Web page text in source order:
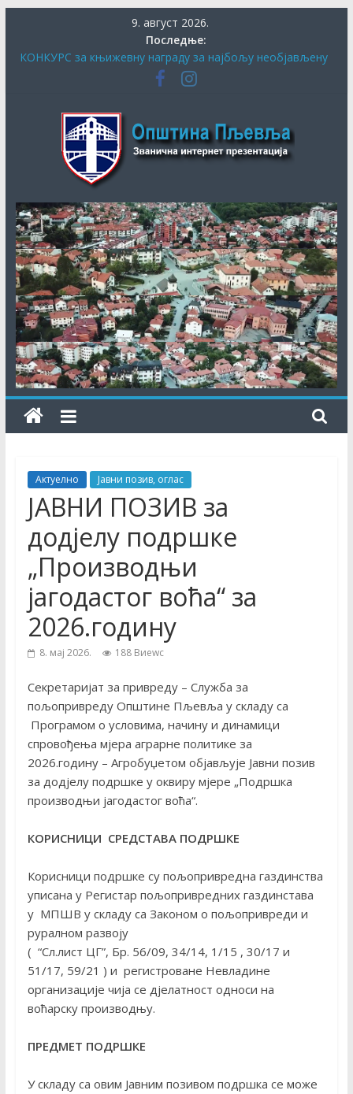
цонтент
9. август 2026.
Последње:
КОНКУРС за књижевну награду за најбољу необјављену
књигу и за најбољу необјављену пјесму о завичају
ПЉЕВАЉСКИ ФЕСТИВАЛ КЊИГЕ
СЕКРЕТАРИЈАТ ЗА КУЛТУРУ, СОЦИЈАЛНА И ДРУГА
ПИТАЊА ОБЕЗБИЈЕДИО ДОДАТНА СРЕДСТВА ЗА
ЈУБИЛАРНУ МАНИФЕСТАЦИЈУ „40. ДАНИ ХУМОРА И
САТИРЕ ВУКО БЕЗАРЕВИЋ“
ДАНАС ПОЧИЊЕ ПРИЈАВА ЗА СУБВЕНЦИЈЕ ЗА НАБАВКУ
ОБАВЈЕШТЕЊЕ О продужењу рока за додјелу подршке
кроз мјеру “Програм прераде пољопривредних производа
“ за 2026.годину
Општина
Пљевља
Актуелно Јавни позив, оглас
ЈАВНИ ПОЗИВ за
додјелу подршке
„Производњи
јагодастог воћа“ за
2026.годину
8. мај 2026. 188 Виеwс
Секретаријат за привреду – Служба за
пољопривреду Општине Пљевља у складу са
Програмом о условима, начину и динамици
спровођења мјера аграрне политике за
2026.годину – Агробуџетом објављује Јавни позив
за додјелу подршке у оквиру мјере „Подршка
производњи јагодастог воћа“.
КОРИСНИЦИ СРЕДСТАВА ПОДРШКЕ
Корисници подршке су пољопривредна газдинства
уписана у Регистар пољопривредних газдинстава
у МПШВ у складу са Законом о пољопривреди и
руралном развоју
( “Сл.лист ЦГ”, Бр. 56/09, 34/14, 1/15 , 30/17 и
51/17, 59/21 ) и регистроване Невладине
организације чија се дјелатност односи на
воћарску производњу.
ПРЕДМЕТ ПОДРШКЕ
У складу са овим Јавним позивом подршка се може